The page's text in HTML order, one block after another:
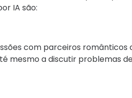
IA são:
com parceiros
mesmo a discutir problemas